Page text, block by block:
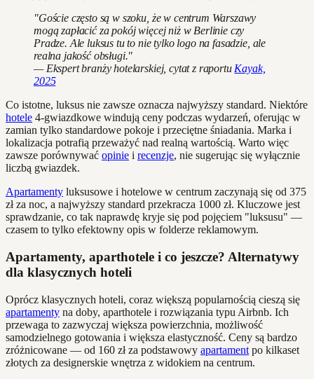
"Goście często są w szoku, że w centrum Warszawy
mogą zapłacić za pokój więcej niż w Berlinie czy
Pradze. Ale luksus tu to nie tylko logo na fasadzie, ale
realna jakość obsługi."
— Ekspert branży hotelarskiej, cytat z raportu Kayak,
2025
Co istotne, luksus nie zawsze oznacza najwyższy standard. Niektóre
hotele 4-gwiazdkowe windują ceny podczas wydarzeń, oferując w
zamian tylko standardowe pokoje i przeciętne śniadania. Marka i
lokalizacja potrafią przeważyć nad realną wartością. Warto więc
zawsze porównywać opinie i recenzje, nie sugerując się wyłącznie
liczbą gwiazdek.
Apartamenty luksusowe i hotelowe w centrum zaczynają się od 375
zł za noc, a najwyższy standard przekracza 1000 zł. Kluczowe jest
sprawdzanie, co tak naprawdę kryje się pod pojęciem "luksusu" —
czasem to tylko efektowny opis w folderze reklamowym.
Apartamenty, aparthotele i co jeszcze? Alternatywy
dla klasycznych hoteli
Oprócz klasycznych hoteli, coraz większą popularnością cieszą się
apartamenty na doby, aparthotele i rozwiązania typu Airbnb. Ich
przewaga to zazwyczaj większa powierzchnia, możliwość
samodzielnego gotowania i większa elastyczność. Ceny są bardzo
zróżnicowane — od 160 zł za podstawowy apartament po kilkaset
złotych za designerskie wnętrza z widokiem na centrum.